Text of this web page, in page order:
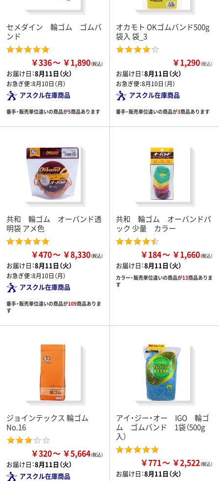
セメダイン 輪ゴム ゴムバ
ンド
￥336 ￥1,890
お届け日：8月11日（火）
お急ぎ便：8月10日（月）
アスクル在庫商品
番手・販売単位違いの商品が5商品あります
オカモト OKゴムバンド500g
袋入 袋_3
￥1,290（税込）
お届け日：8月11日（火）
お急ぎ便：8月10日（月）
アスクル在庫商品
番手・販売単位違いの商品が3商品あります
共和 輪ゴム オーバンド透
明袋 アメ色
￥470 ￥8,330
お届け日：8月11日（火）
お急ぎ便：8月10日（月）
アスクル在庫商品
番手・販売単位違いの商品が109商品ありま
す
共和 輪ゴム オーバンドパ
ック 少量 カラー
￥184 ￥1,660
お届け日：8月11日（火）
カラー・販売単位違いの商品が13商品ありま
す
ジョインテックス 輪ゴム
No.16
￥320 ￥5,664
お届け日：8月11日（火）
アスクル在庫商品
アイ・ジー・オー IGO 輪ゴ
ム ゴムバンド 1袋（500g
入）
￥771 ￥2,522
お届け日：8月11日（火）